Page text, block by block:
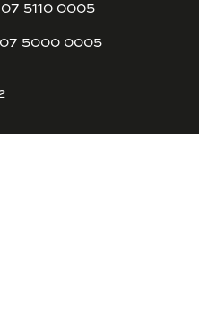
5110 0005
5000 0005